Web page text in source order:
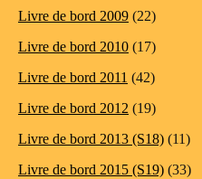
Livre de bord 2009 (22)
Livre de bord 2010 (17)
Livre de bord 2011 (42)
Livre de bord 2012 (19)
Livre de bord 2013 (S18) (11)
Livre de bord 2015 (S19) (33)